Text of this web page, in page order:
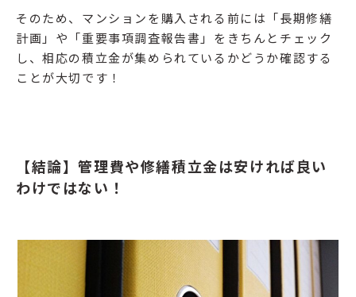
そのため、マンションを購入される前には「長期修繕
計画」や「重要事項調査報告書」をきちんとチェック
し、相応の積立金が集められているかどうか確認する
ことが大切です！
【結論】管理費や修繕積立金は安ければ良い
わけではない！